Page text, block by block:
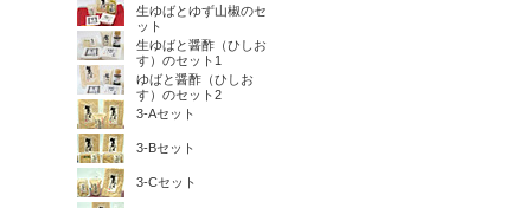
生ゆばとゆず山椒のセ
ット
生ゆばと醤酢（ひしお
す）のセット1
ゆばと醤酢（ひしお
す）のセット2
3-Aセット
3-Bセット
3-Cセット